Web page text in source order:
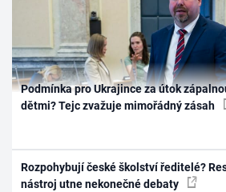
Podmínka pro Ukrajince za útok
dětmi? Tejc zvažuje mimořádný zásah
Rozpohybují české školství ředitelé?
nástroj utne nekonečné debaty